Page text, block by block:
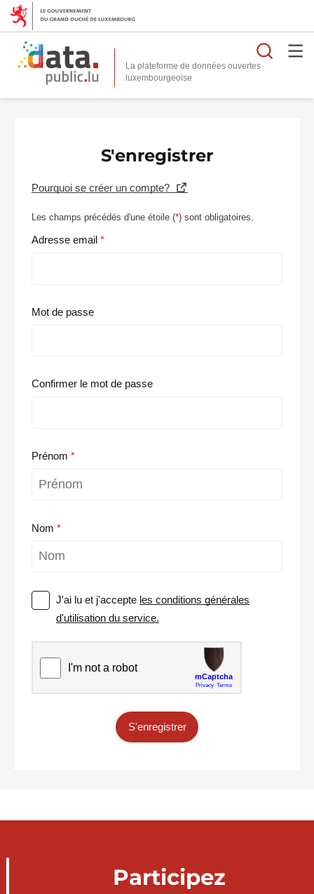
La plateforme de données ouvertes
S'enregistrer
Pourquoi se créer un compte?
Les champs précédés d'une étoile (*) sont obligatoires.
Adresse email
Mot de passe
Confirmer le mot de passe
Prénom
Nom
J'ai lu et j'accepte les conditions générales
d'utilisation du service.
S'enregistrer
Participez